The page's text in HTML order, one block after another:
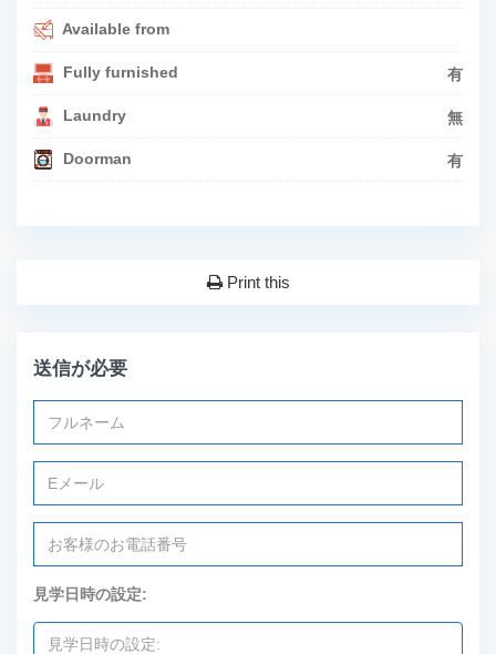
Available from
Fully furnished 有
Laundry 無
Doorman 有
Print this
送信が必要
見学日時の設定: